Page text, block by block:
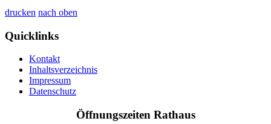
drucken nach oben
Quicklinks
Kontakt
Inhaltsverzeichnis
Impressum
Datenschutz
Öffnungszeiten Rathaus